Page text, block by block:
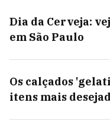
Dia da Cerveja:
em São Paulo
Os calçados
itens mais